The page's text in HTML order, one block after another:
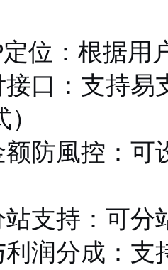
位：根据用
接口：支持易
额防風控：可
站支持：可分
利润分成：支